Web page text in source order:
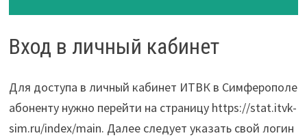
Вход в личный кабинет
Для доступа в личный кабинет ИТВК в Симферополе
абоненту нужно перейти на страницу https://stat.itvk-
sim.ru/index/main. Далее следует указать свой логин